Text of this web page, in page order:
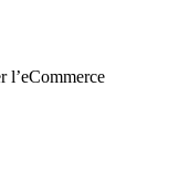
l’eCommerce